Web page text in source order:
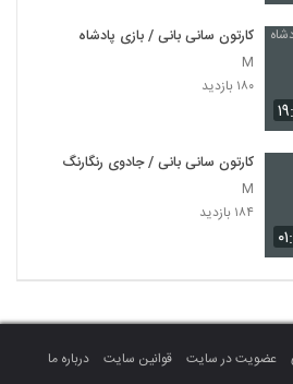
کارتون سانی بانی / بازی پادشاه
M
۱۸۰ بازدید
کارتون سانی بانی / جادوی رنگارنگ
M
۱۸۴ بازدید
عضویت در سایت قوانین سایت
درباره ما